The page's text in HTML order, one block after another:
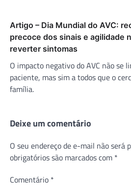
Artigo – Dia Mundial do AVC:
precoce dos sinais e agilidade
reverter sintomas
O impacto negativo do AVC não se
paciente, mas sim a todos que o
família.
Deixe um comentário
O seu endereço de e-mail não será
obrigatórios são marcados com *
Comentário *